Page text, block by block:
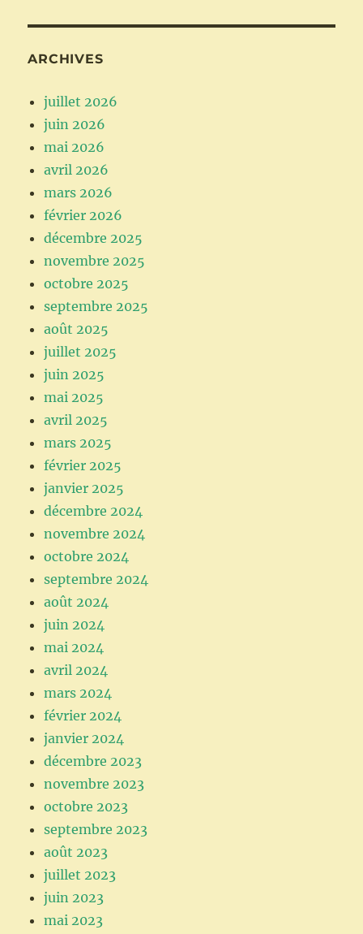
ARCHIVES
juillet 2026
juin 2026
mai 2026
avril 2026
mars 2026
février 2026
décembre 2025
novembre 2025
octobre 2025
septembre 2025
août 2025
juillet 2025
juin 2025
mai 2025
avril 2025
mars 2025
février 2025
janvier 2025
décembre 2024
novembre 2024
octobre 2024
septembre 2024
août 2024
juin 2024
mai 2024
avril 2024
mars 2024
février 2024
janvier 2024
décembre 2023
novembre 2023
octobre 2023
septembre 2023
août 2023
juillet 2023
juin 2023
mai 2023